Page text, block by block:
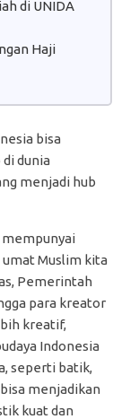
di UNIDA
Haji
bisa
dunia
menjadi hub
mempunyai
Muslim kita
Pemerintah
para kreator
kreatif,
Indonesia
seperti batik,
menjadikan
kuat dan